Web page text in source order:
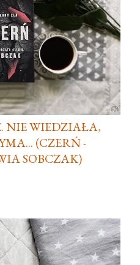
NIE WIEDZIAŁA,
(CZERŃ -
SOBCZAK)